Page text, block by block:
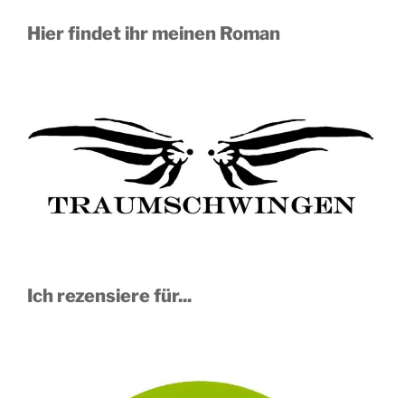
Hier findet ihr meinen Roman
Ich rezensiere für...